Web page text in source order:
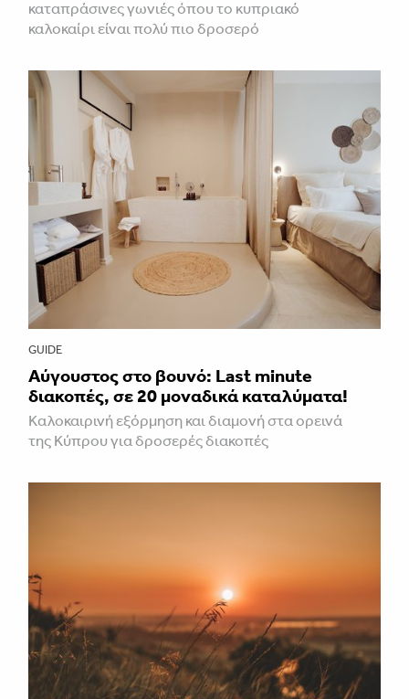
καταπράσινες γωνιές όπου το κυπριακό
καλοκαίρι είναι πολύ πιο δροσερό
GUIDE
Aύγουστος στο βουνό: Last minute
διακοπές, σε 20 μοναδικά καταλύματα!
Καλοκαιρινή εξόρμηση και διαμονή στα ορεινά
της Κύπρου για δροσερές διακοπές